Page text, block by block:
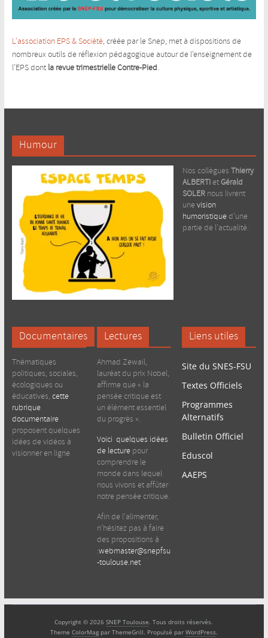
L’association EPS & Société, créée par le Snep, met à dispositions de
nombreux outils de réflexion pédagogique autour de l’enseignement de
l’EPS dont la revue trimestrielle Contre-Pied.
Humour
Nos collègues Thierry
ALBERTIet Gérald
SOLER nous livrent
une vision
humoristiqued’une
partie de l’actualité.
Documentaires
Thématiques
politiques, sociales,
écologiques ou
éducatives, cette
rubrique
documentaire
proposent quelques
idées de vidéos à
visionner en ligne
Lectures
Ahmad Zewail,
lauréat du prix Nobel,
affirme que « la
pensée critique est
un élément essentiel
du progrès ».
Voici quelques idées
de lecture pour
comprendre le
monde dans lequel
nous vivons et affûter
notre pensée critique.
Afin de l’alimenter,
n’hésitez pas à faire
des propositions à
:webmaster@snepfsu
-toulouse.net
Liens utiles
Site du SNES-FSU
Textes Officiels
Programmes
Alternatifs
Bulletin Officiel
Eduscol
AAEPS
Copyright © 2026SNEP Toulouse. Tous droits réservés.
Theme ColorMagpar ThemeGrill. Propulsé par WordPress.